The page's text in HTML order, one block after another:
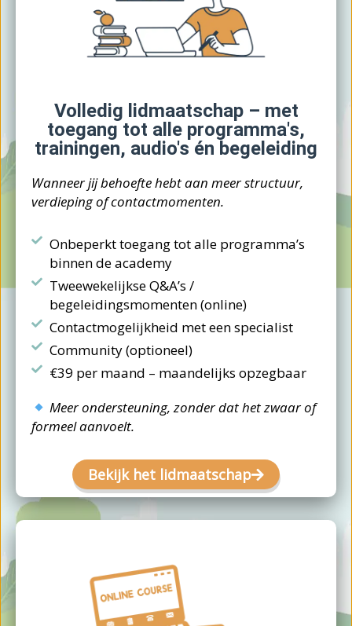
Volledig lidmaatschap – met
toegang tot alle programma's,
trainingen, audio's én begeleiding
Wanneer jij behoefte hebt aan meer structuur,
verdieping of contactmomenten.
Onbeperkt toegang tot alle programma’s
binnen de academy
Tweewekelijkse Q&A’s /
begeleidingsmomenten (online)
Contactmogelijkheid met een specialist
Community (optioneel)
€39 per maand – maandelijks opzegbaar
Meer ondersteuning, zonder dat het zwaar of
formeel aanvoelt.
Bekijk het lidmaatschap